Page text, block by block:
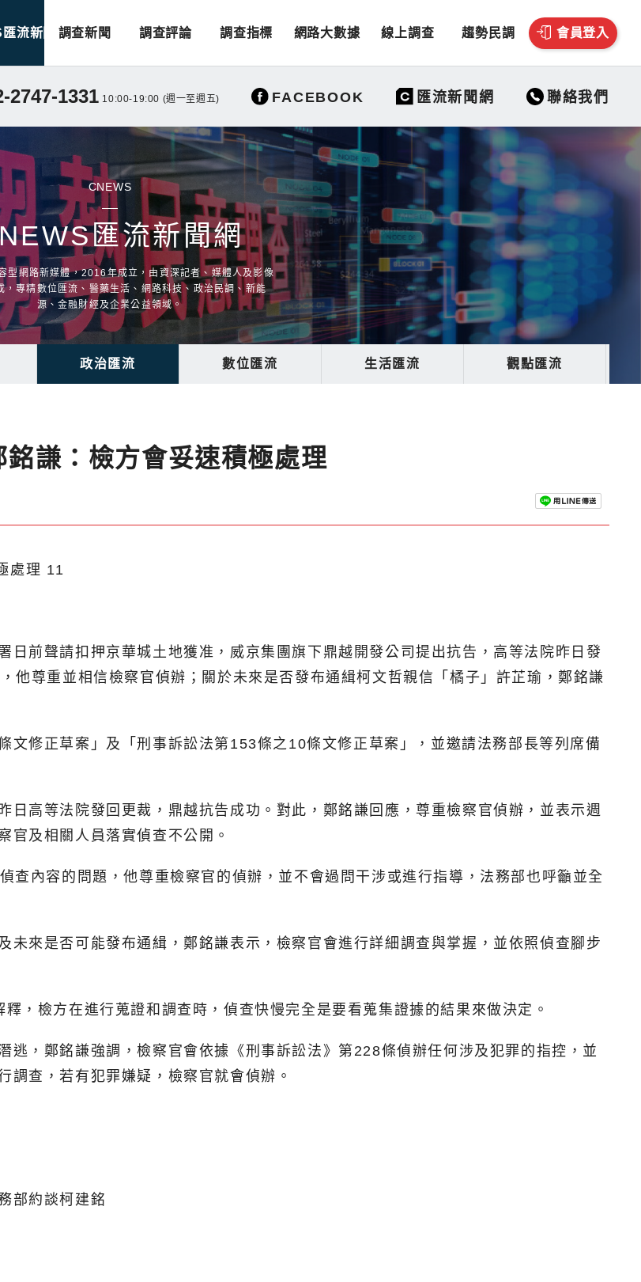
流新聞 調查新聞 調查評論 調查指標 網路大數據 線上調查 趨勢民調 會員登入
2747-1331 10:00-19:00 (週一至週五) FACEBOOK 匯流新聞網 聯絡我們
CNEWS
匯流新聞網
型網路新媒體，2016年成立，由資深記者、媒體人及影像
，專精數位匯流、醫藥生活、網路科技、政治民調、新能
源、金融財經及企業公益領域。
政治匯流 數位匯流 生活匯流 觀點匯流
謙：檢方會妥速積極處理
日前聲請扣押京華城土地獲准，威京集團旗下鼎越開發公司提出抗告，高等法院昨日發
他尊重並相信檢察官偵辦；關於未來是否發布通緝柯文哲親信「橘子」許芷瑜，鄭銘謙
文修正草案」及「刑事訴訟法第153條之10條文修正草案」，並邀請法務部長等列席備
日高等法院發回更裁，鼎越抗告成功。對此，鄭銘謙回應，尊重檢察官偵辦，並表示週
官及相關人員落實偵查不公開。
查內容的問題，他尊重檢察官的偵辦，並不會過問干涉或進行指導，法務部也呼籲並全
未來是否可能發布通緝，鄭銘謙表示，檢察官會進行詳細調查與掌握，並依照偵查腳步
，檢方在進行蒐證和調查時，偵查快慢完全是要看蒐集證據的結果來做決定。
逃，鄭銘謙強調，檢察官會依據《刑事訴訟法》第228條偵辦任何涉及犯罪的指控，並
調查，若有犯罪嫌疑，檢察官就會偵辦。
部約談柯建銘